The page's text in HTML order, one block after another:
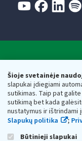
Šioje svetainėje
slapukai įdiegiami
sutikimas. Taip pat
sutikimą bet kada
nustatymus ir ištrindami
Slapukų politika
;
Būtinieji slapukai
Respublikos
Biudžetinė įstaiga.
adresas: Vasario 16-
vmi@vmi.lt, E.
Duomenys apie
Respublikos finansų